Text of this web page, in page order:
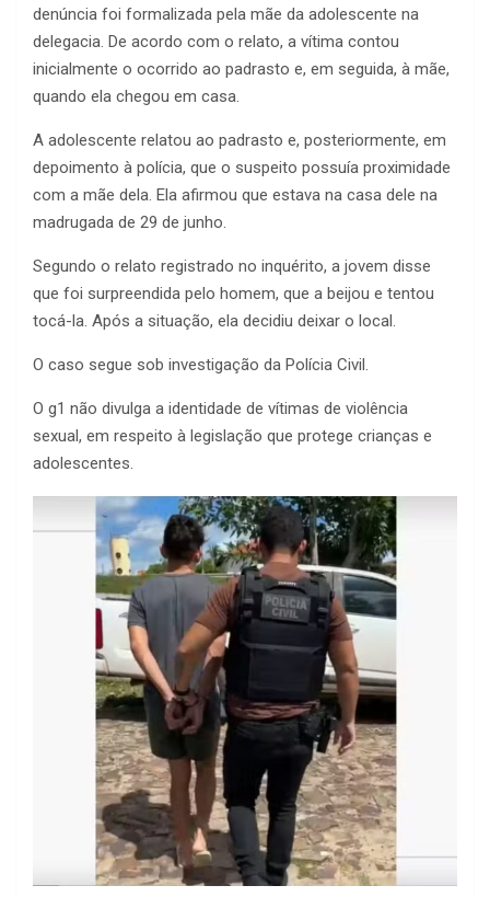
denúncia foi formalizada pela mãe da adolescente na
delegacia. De acordo com o relato, a vítima contou
inicialmente o ocorrido ao padrasto e, em seguida, à mãe,
quando ela chegou em casa.
A adolescente relatou ao padrasto e, posteriormente, em
depoimento à polícia, que o suspeito possuía proximidade
com a mãe dela. Ela afirmou que estava na casa dele na
madrugada de 29 de junho.
Segundo o relato registrado no inquérito, a jovem disse
que foi surpreendida pelo homem, que a beijou e tentou
tocá-la. Após a situação, ela decidiu deixar o local.
O caso segue sob investigação da Polícia Civil.
O g1 não divulga a identidade de vítimas de violência
sexual, em respeito à legislação que protege crianças e
adolescentes.